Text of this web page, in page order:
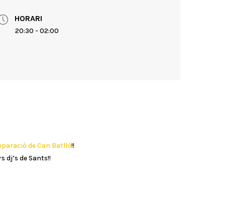
HORARI
20:30 - 02:00
de Can Batlló!!
dj’s de Sants!!